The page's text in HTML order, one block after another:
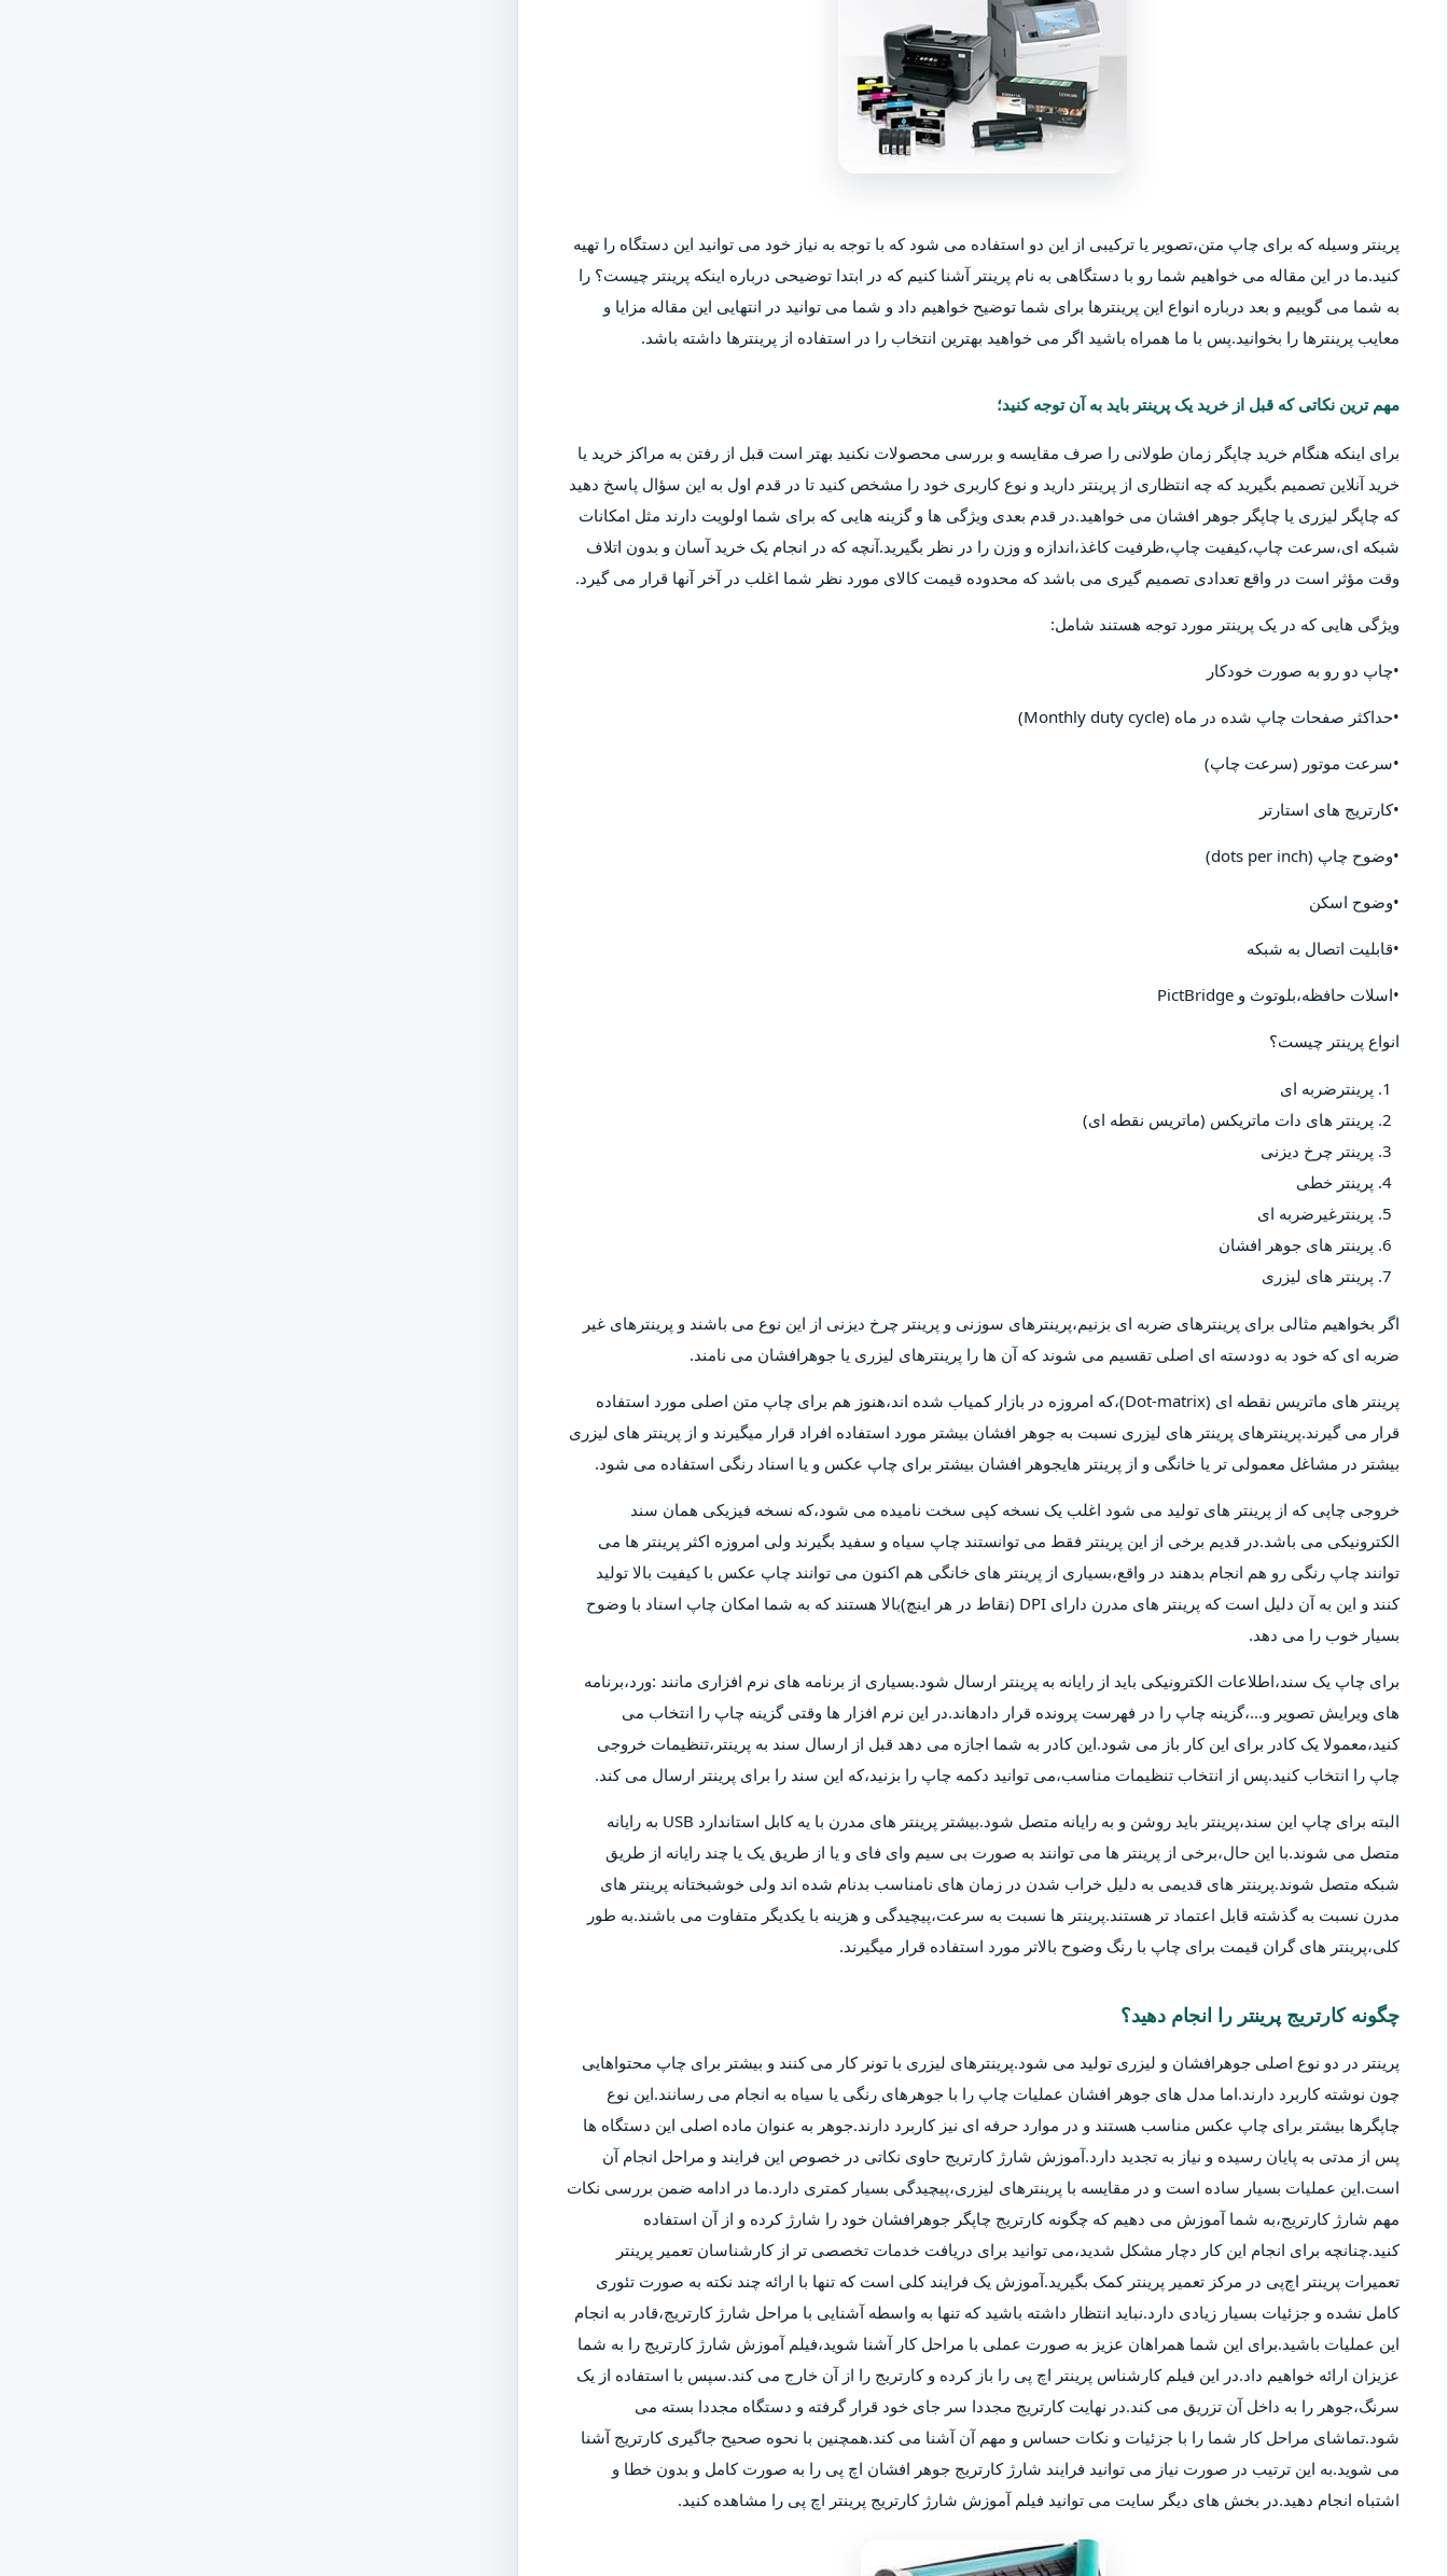
پرینتر وسیله که برای چاپ متن،تصویر یا ترکیبی از این دو استفاده می شود که با توجه به نیاز خود می توانید این دستگاه را تهیه
کنید.ما در این مقاله می خواهیم شما رو با دستگاهی به نام پرینتر آشنا کنیم که در ابتدا توضیحی درباره اینکه پرینتر چیست؟ را
به شما می گوییم و بعد درباره انواع این پرینترها برای شما توضیح خواهیم داد و شما می توانید در انتهایی این مقاله مزایا و
معایب پرینترها را بخوانید.پس با ما همراه باشید اگر می خواهید بهترین انتخاب را در استفاده از پرینترها داشته باشد.
مهم ترین نکاتی که قبل از خرید یک پرینتر باید به آن توجه کنید؛
برای اینکه هنگام خرید چاپگر زمان طولانی را صرف مقایسه و بررسی محصولات نکنید بهتر است قبل از رفتن به مراکز خرید یا
خرید آنلاین تصمیم بگیرید که چه انتظاری از پرینتر دارید و نوع کاربری خود را مشخص کنید تا در قدم اول به این سؤال پاسخ دهید
که چاپگر لیزری یا چاپگر جوهر افشان می خواهید.در قدم بعدی ویژگی ها و گزینه هایی که برای شما اولویت دارند مثل امکانات
شبکه ای،سرعت چاپ،کیفیت چاپ،ظرفیت کاغذ،اندازه و وزن را در نظر بگیرید.آنچه که در انجام یک خرید آسان و بدون اتلاف
وقت مؤثر است در واقع تعدادی تصمیم گیری می باشد که محدوده قیمت کالای مورد نظر شما اغلب در آخر آنها قرار می گیرد.
ویژگی هایی که در یک پرینتر مورد توجه هستند شامل:
•چاپ دو رو به صورت خودکار
•حداکثر صفحات چاپ شده در ماه (Monthly duty cycle)
•سرعت موتور (سرعت چاپ)
•کارتریج های استارتر
•وضوح چاپ (dots per inch)
•وضوح اسکن
•قابلیت اتصال به شبکه
•اسلات حافظه،بلوتوث و PictBridge
انواع پرینتر چیست؟
پرینترضربه ای
پرینتر های دات ماتریکس (ماتریس نقطه ای)
پرینتر چرخ دیزنی
پرینتر خطی
پرینترغیرضربه ای
پرینتر های جوهر افشان
پرینتر های لیزری
اگر بخواهیم مثالی برای پرینترهای ضربه ای بزنیم،پرینترهای سوزنی و پرینتر چرخ دیزنی از این نوع می باشند و پرینترهای غیر
ضربه ای که خود به دودسته ای اصلی تقسیم می شوند که آن ها را پرینترهای لیزری یا جوهرافشان می نامند.
پرینتر های ماتریس نقطه ای (Dot-matrix)،که امروزه در بازار کمیاب شده اند،هنوز هم برای چاپ متن اصلی مورد استفاده
قرار می گیرند.پرینترهای پرینتر های لیزری نسبت به جوهر افشان بیشتر مورد استفاده افراد قرار میگیرند و از پرینتر های لیزری
بیشتر در مشاغل معمولی تر یا خانگی و از پرینتر هایجوهر افشان بیشتر برای چاپ عکس و یا اسناد رنگی استفاده می شود.
خروجی چاپی که از پرینتر های تولید می شود اغلب یک نسخه کپی سخت نامیده می شود،که نسخه فیزیکی همان سند
الکترونیکی می باشد.در قدیم برخی از این پرینتر فقط می توانستند چاپ سیاه و سفید بگیرند ولی امروزه اکثر پرینتر ها می
توانند چاپ رنگی رو هم انجام بدهند در واقع،بسیاری از پرینتر های خانگی هم اکنون می توانند چاپ عکس با کیفیت بالا تولید
کنند و این به آن دلیل است که پرینتر های مدرن دارای DPI (نقاط در هر اینچ)بالا هستند که به شما امکان چاپ اسناد با وضوح
بسیار خوب را می دهد.
برای چاپ یک سند،اطلاعات الکترونیکی باید از رایانه به پرینتر ارسال شود.بسیاری از برنامه های نرم افزاری مانند :ورد،برنامه
های ویرایش تصویر و...،گزینه چاپ را در فهرست پرونده قرار دادهاند.در این نرم افزار ها وقتی گزینه چاپ را انتخاب می
کنید،معمولا یک کادر برای این کار باز می شود.این کادر به شما اجازه می دهد قبل از ارسال سند به پرینتر،تنظیمات خروجی
چاپ را انتخاب کنید.پس از انتخاب تنظیمات مناسب،می توانید دکمه چاپ را بزنید،که این سند را برای پرینتر ارسال می کند.
البته برای چاپ این سند،پرینتر باید روشن و به رایانه متصل شود.بیشتر پرینتر های مدرن با یه کابل استاندارد USB به رایانه
متصل می شوند.با این حال،برخی از پرینتر ها می توانند به صورت بی سیم وای فای و یا از طریق یک یا چند رایانه از طریق
شبکه متصل شوند.پرینتر های قدیمی به دلیل خراب شدن در زمان های نامناسب بدنام شده اند ولی خوشبختانه پرینتر های
مدرن نسبت به گذشته قابل اعتماد تر هستند.پرینتر ها نسبت به سرعت،پیچیدگی و هزینه با یکدیگر متفاوت می باشند.به طور
کلی،پرینتر های گران قیمت برای چاپ با رنگ وضوح بالاتر مورد استفاده قرار میگیرند.
چگونه کارتریج پرینتر را انجام دهید؟
پرینتر در دو نوع اصلی جوهرافشان و لیزری تولید می شود.پرینترهای لیزری با تونر کار می کنند و بیشتر برای چاپ محتواهایی
چون نوشته کاربرد دارند.اما مدل های جوهر افشان عملیات چاپ را با جوهرهای رنگی یا سیاه به انجام می رسانند.این نوع
چاپگرها بیشتر برای چاپ عکس مناسب هستند و در موارد حرفه ای نیز کاربرد دارند.جوهر به عنوان ماده اصلی این دستگاه ها
پس از مدتی به پایان رسیده و نیاز به تجدید دارد.آموزش شارژ کارتریج حاوی نکاتی در خصوص این فرایند و مراحل انجام آن
است.این عملیات بسیار ساده است و در مقایسه با پرینترهای لیزری،پیچیدگی بسیار کمتری دارد.ما در ادامه ضمن بررسی نکات
مهم شارژ کارتریج،به شما آموزش می دهیم که چگونه کارتریج چاپگر جوهرافشان خود را شارژ کرده و از آن استفاده
کنید.چنانچه برای انجام این کار دچار مشکل شدید،می توانید برای دریافت خدمات تخصصی تر از کارشناسان تعمیر پرینتر
تعمیرات پرینتر اچ‌پی در مرکز تعمیر پرینتر کمک بگیرید.آموزش یک فرایند کلی است که تنها با ارائه چند نکته به صورت تئوری
کامل نشده و جزئیات بسیار زیادی دارد.نباید انتظار داشته باشید که تنها به واسطه آشنایی با مراحل شارژ کارتریج،قادر به انجام
این عملیات باشید.برای این شما همراهان عزیز به صورت عملی با مراحل کار آشنا شوید،فیلم آموزش شارژ کارتریج را به شما
عزیزان ارائه خواهیم داد.در این فیلم کارشناس پرینتر اچ پی را باز کرده و کارتریج را از آن خارج می کند.سپس با استفاده از یک
سرنگ،جوهر را به داخل آن تزریق می کند.در نهایت کارتریج مجددا سر جای خود قرار گرفته و دستگاه مجددا بسته می
شود.تماشای مراحل کار شما را با جزئیات و نکات حساس و مهم آن آشنا می کند.همچنین با نحوه صحیح جاگیری کارتریج آشنا
می شوید.به این ترتیب در صورت نیاز می توانید فرایند شارژ کارتریج جوهر افشان اچ پی را به صورت کامل و بدون خطا و
اشتباه انجام دهید.در بخش های دیگر سایت می توانید فیلم آموزش شارژ کارتریج پرینتر اچ پی را مشاهده کنید.